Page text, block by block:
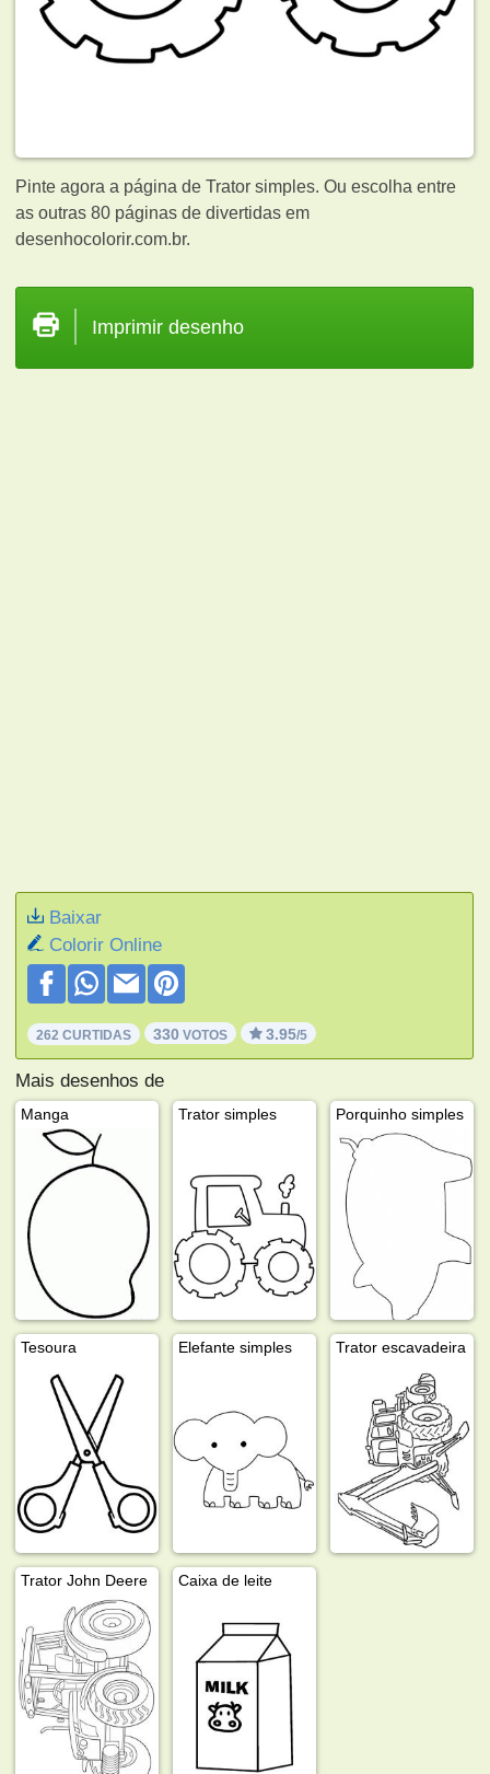
Pinte agora a página de Trator simples. Ou escolha entre
as outras 80 páginas dedivertidas em
desenhocolorir.com.br.
Imprimir desenho
Baixar
Colorir Online
262 CURTIDAS 330 VOTOS 3.95/5
Mais desenhos de
Manga Trator simples Porquinho simples
Tesoura Elefante simples Trator escavadeira
Trator John Deere Caixa de leite